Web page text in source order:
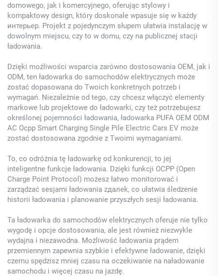
domowego, jak i komercyjnego, oferując stylowy i
kompaktowy design, który doskonale wpasuje się w każdy
интерьер. Projekt z pojedynczym słupem ułatwia instalację w
dowolnym miejscu, czy to w domu, czy na publicznej stacji
ładowania.
Dzięki możliwości wsparcia zarówno dostosowania OEM, jak i
ODM, ten ładowarka do samochodów elektrycznych może
zostać dopasowana do Twoich konkretnych potrzeb i
wymagań. Niezależnie od tego, czy chcesz włączyć elementy
markowe lub projektowe do ładowarki, czy też potrzebujesz
określonej pojemności ładowania, ładowarka PUFA OEM ODM
AC Ocpp Smart Charging Single Pile Electric Cars EV może
zostać dostosowana zgodnie z Twoimi wymaganiami.
To, co odróżnia tę ładowarkę od konkurencji, to jej
inteligentne funkcje ładowania. Dzięki funkcji OCPP (Open
Charge Point Protocol) możesz łatwo monitorować i
zarządzać sesjami ładowania zдалek, co ułatwia śledzenie
historii ładowania i planowanie przyszłych sesji ładowania.
Ta ładowarka do samochodów elektrycznych oferuje nie tylko
wygodę i opcje dostosowania, ale jest również niezwykle
wydajna i niezawodna. Możliwość ładowania prądem
przemiennym zapewnia szybkie i efektywne ładowanie, dzięki
czemu spędzisz mniej czasu na oczekiwanie na naładowanie
samochodu i więcej czasu na jazdę.